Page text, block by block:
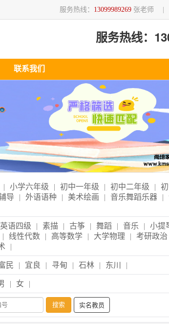
服务热线： 13099989269 张老师
服务热线：
联系我们
| 小学六年级 | 初中一年级 | 初中二年级 |
导 | 外语语种 | 美术绘画 | 音乐舞蹈乐器 |
英语四级 | 素描 | 古筝 | 舞蹈 | 音乐 | 小提
| 线性代数 | 高等数学 | 大学物理 | 考研政治
|
民 | 宜良 | 寻甸 | 石林 | 东川 |
| 女 |
实名教员